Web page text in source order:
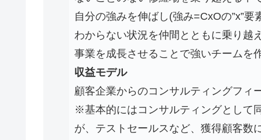
自分の強みを伸ばし(強み=CxOの”x”
わからない状況を仲間とともに乗り越え
事業を成長させることで強いチームを
収益モデル
顧客企業からのコンサルティングフィ
※基本的にはコンサルティングとして
が、テストセールスなど、獲得顧客数